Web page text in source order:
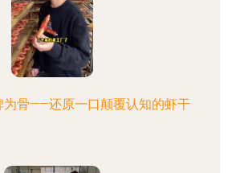
为骨——还原一口颠覆认知的虾干